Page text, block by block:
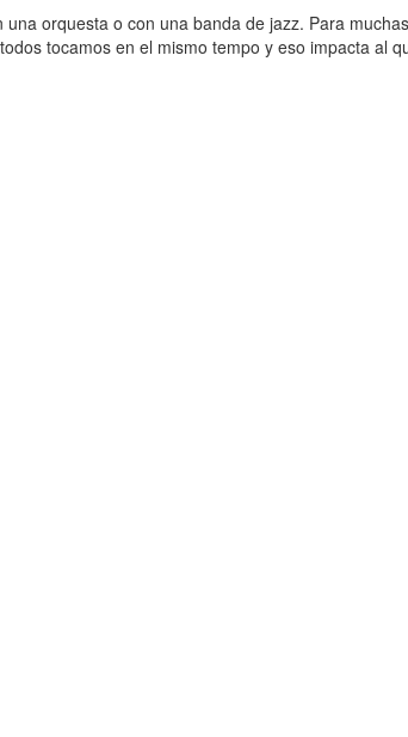
orquesta o con una banda de jazz. Para
tocamos en el mismo tempo y eso impacta al